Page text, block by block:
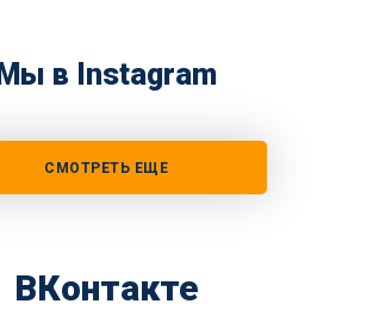
Мы в Instagram
СМОТРЕТЬ ЕЩЕ
ВКонтакте